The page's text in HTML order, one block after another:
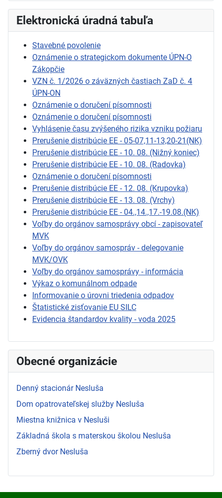
Elektronická úradná tabuľa
Stavebné povolenie
Oznámenie o strategickom dokumente ÚPN-O
Zákopčie
VZN č. 1/2026 o záväzných častiach ZaD č. 4
ÚPN-ON
Oznámenie o doručení písomnosti
Oznámenie o doručení písomnosti
Vyhlásenie času zvýšeného rizika vzniku požiaru
Prerušenie distribúcie EE - 05-07,11-13,20-21(NK)
Prerušenie distribúcie EE - 10. 08. (Nižný koniec)
Prerušenie distribúcie EE - 10. 08. (Radovka)
Oznámenie o doručení písomnosti
Prerušenie distribúcie EE - 12. 08. (Krupovka)
Prerušenie distribúcie EE - 13. 08. (Vrchy)
Prerušenie distribúcie EE - 04.,14.,17.-19.08.(NK)
Voľby do orgánov samosprávy obcí - zapisovateľ
MVK
Voľby do orgánov samospráv - delegovanie
MVK/OVK
Voľby do orgánov samosprávy - informácia
Výkaz o komunálnom odpade
Informovanie o úrovni triedenia odpadov
Štatistické zisťovanie EU SILC
Evidencia štandardov kvality - voda 2025
Obecné organizácie
Denný stacionár Nesluša
Dom opatrovateľskej služby Nesluša
Miestna knižnica v Nesluši
Základná škola s materskou školou Nesluša
Zberný dvor Nesluša